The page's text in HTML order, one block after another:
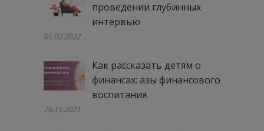
проведении глубинных
интервью
01.02.2022
Как рассказать детям о
финансах: азы финансового
воспитания.
26.11.2021